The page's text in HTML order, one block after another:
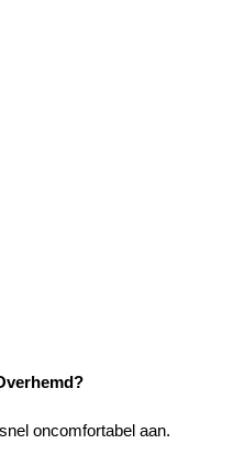
oncomfortabel aan.